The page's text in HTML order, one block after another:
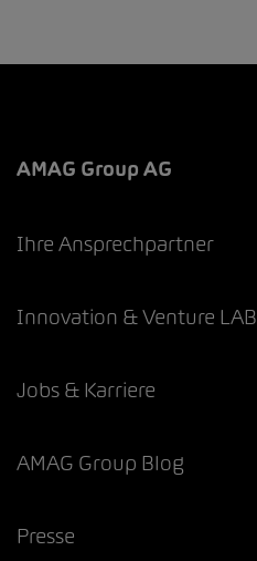
AMAG Group AG
Ihre Ansprechpartner
Innovation & Venture LAB
Jobs & Karriere
AMAG Group Blog
Presse